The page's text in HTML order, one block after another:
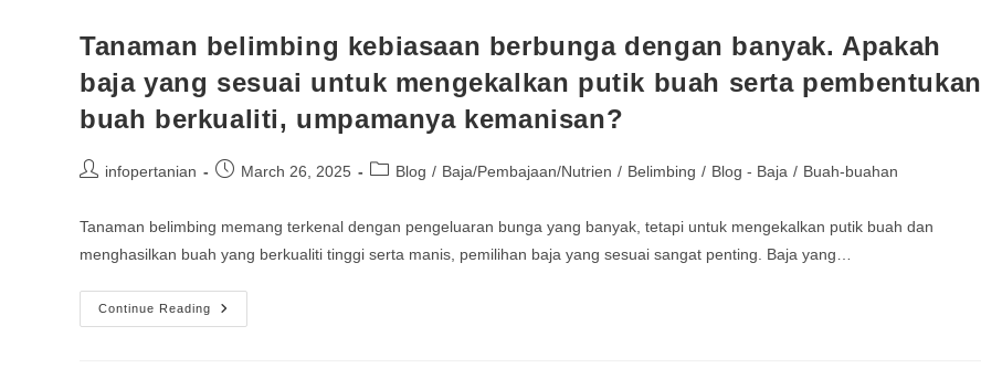
Tanaman belimbing kebiasaan berbunga dengan banyak. Apakah
baja yang sesuai untuk mengekalkan putik buah serta pembentukan
buah berkualiti, umpamanya kemanisan?
infopertanian March 26, 2025 Blog / Baja/Pembajaan/Nutrien / Belimbing / Blog - Baja / Buah-buahan
Tanaman belimbing memang terkenal dengan pengeluaran bunga yang banyak, tetapi untuk mengekalkan putik buah dan
menghasilkan buah yang berkualiti tinggi serta manis, pemilihan baja yang sesuai sangat penting. Baja yang…
Continue Reading